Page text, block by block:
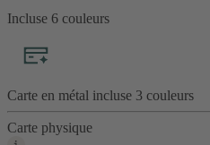
Incluse 6 couleurs
Carte en métal incluse 3 couleurs
Carte physique